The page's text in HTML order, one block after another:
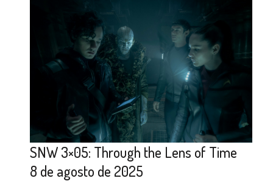
SNW 3×05: Through the Lens of Time
8 de agosto de 2025